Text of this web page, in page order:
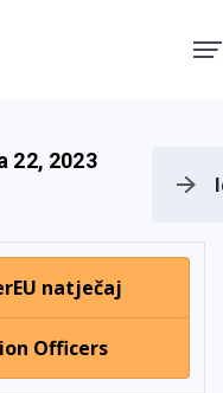
22, 2023
natječaj
Officers